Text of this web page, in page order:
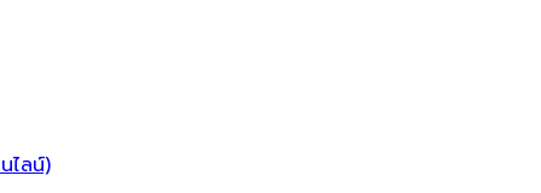
ไลน์)